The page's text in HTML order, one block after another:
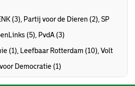
(3), Partij voor de Dieren (2), SP
(5), PvdA (3)
(1), Leefbaar Rotterdam (10), Volt
Democratie (1)